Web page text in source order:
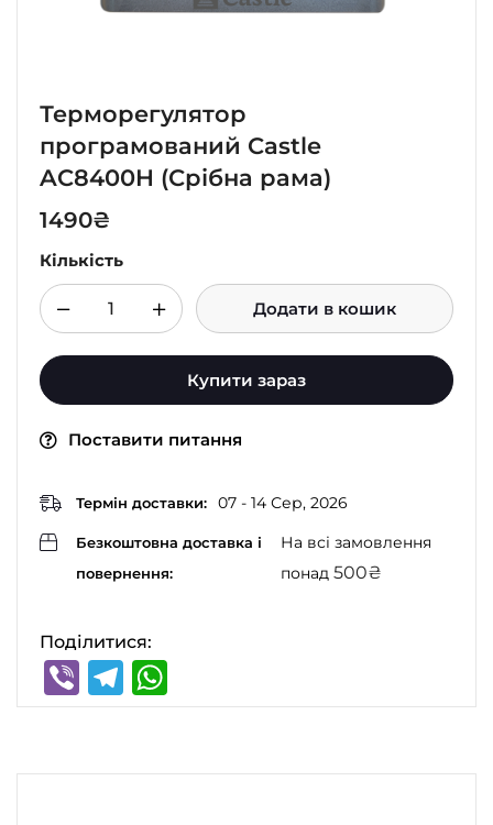
Терморегулятор
програмований Castle
AC8400H (Срібна рама)
1490₴
Кількість
Додати в кошик
Купити зараз
Поставити питання
Термін доставки: 07 - 14 Сер, 2026
Безкоштовна доставка і
повернення:
На всі замовлення
понад 500₴
Поділитися:
ViberTelegram